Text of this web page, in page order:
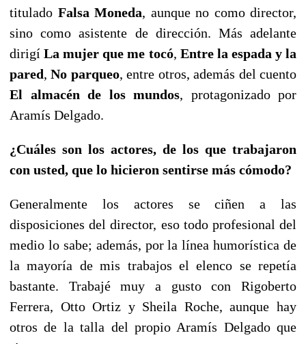
titulado Falsa Moneda, aunque no como director,
sino como asistente de dirección. Más adelante
dirigíLa mujer que me tocó, Entre la espada y la
pared,No parqueo, entre otros, además del cuento
El almacén de los mundos, protagonizado por
Aramís Delgado.
¿Cuáles son los actores, de los que trabajaron
con usted, que lo hicieron sentirse más cómodo?
Generalmente los actores se ciñen a las
disposiciones del director, eso todo profesional del
medio lo sabe; además, por la línea humorística de
la mayoría de mis trabajos el elenco se repetía
bastante. Trabajé muy a gusto con Rigoberto
Ferrera, Otto Ortiz y Sheila Roche, aunque hay
otros de la talla del propio Aramís Delgado que